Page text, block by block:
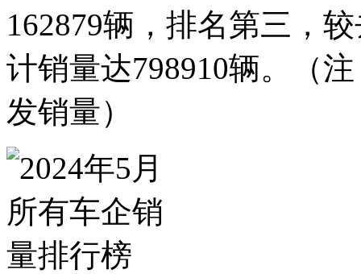
162879辆，排名第三，
计销量达798910辆。（
发销量）